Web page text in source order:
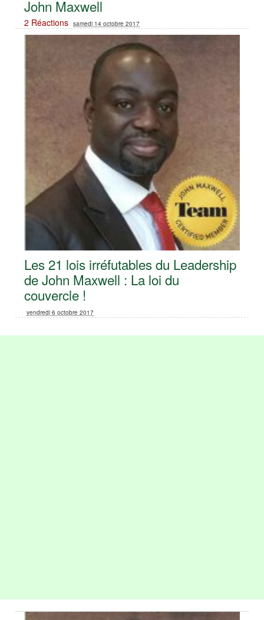
John Maxwell
2 Réactions samedi 14 octobre 2017
Les 21 lois irréfutables du Leadership
de John Maxwell : La loi du
couvercle !
vendredi 6 octobre 2017